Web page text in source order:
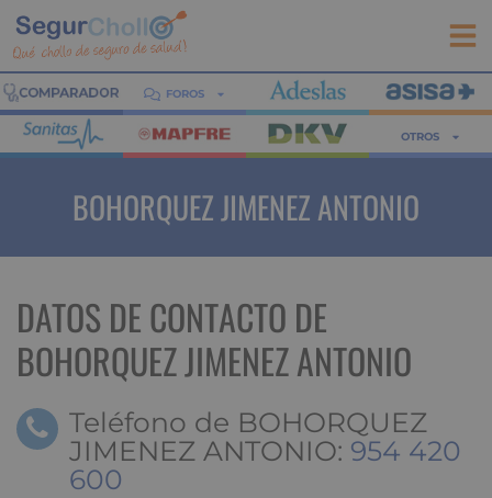
FOROS
OTROS
BOHORQUEZ JIMENEZ ANTONIO
DATOS DE CONTACTO DE
BOHORQUEZ JIMENEZ ANTONIO
Teléfono de BOHORQUEZ
JIMENEZ ANTONIO: 954 420
600